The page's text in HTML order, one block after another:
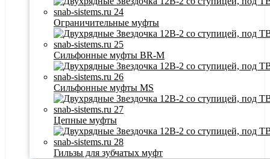
Ограничительные муфты
Сильфонные муфты BR-M
Сильфонные муфты MS
Цепные муфты
Гильзы для зубчатых муфт